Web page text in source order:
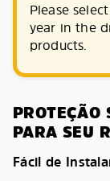
Please
year in the
products.
PROTEÇÃO
PARA SEU
Fácil de